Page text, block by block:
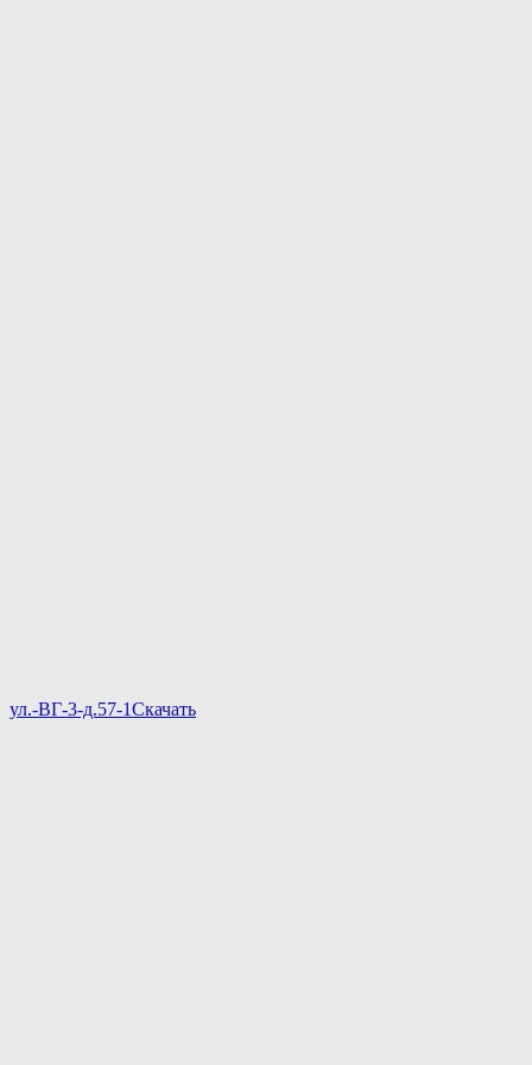
ул.-ВГ-3-д.57-1Скачать